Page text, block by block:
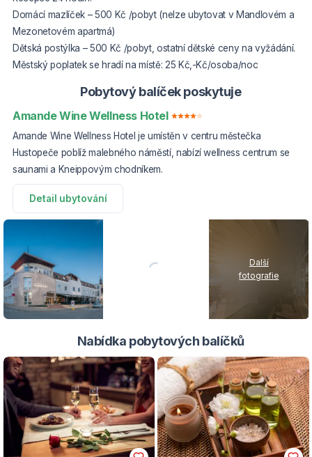
Domácí mazlíček – 500 Kč /pobyt (nelze ubytovat v Mandlovém a
Mezonetovém apartmá)
Dětská postýlka – 500 Kč /pobyt, ostatní dětské ceny na vyžádání.
Městský poplatek se hradí na místě: 25 Kč,-Kč/osoba/noc
Pobytový balíček poskytuje
Amande Wine Wellness Hotel
Amande Wine Wellness Hotel je umístěn v centru městečka
Hustopeče poblíž malebného náměstí, nabízí wellness centrum se
saunami a Kneippovým chodníkem.
Detail ubytování
Další
fotografie
Nabídka pobytových balíčků